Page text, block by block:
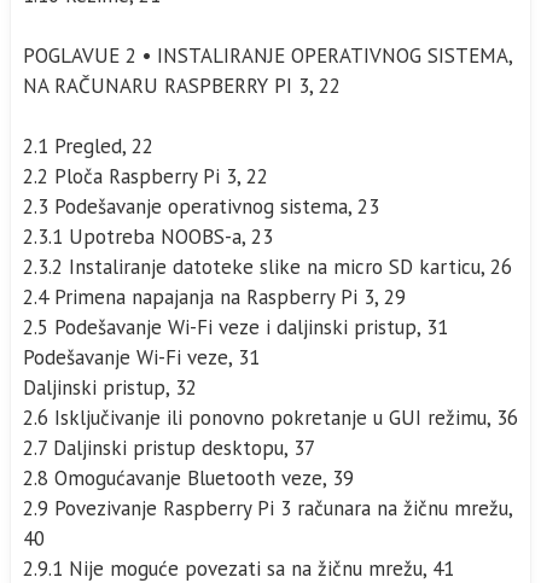
POGLAVUE 2 • INSTALIRANJE OPERATIVNOG SISTEMA,
NA RAČUNARU RASPBERRY PI 3, 22
2.1 Pregled, 22
2.2 Ploča Raspberry Pi 3, 22
2.3 Podešavanje operativnog sistema, 23
2.3.1 Upotreba NOOBS-a, 23
2.3.2 Instaliranje datoteke slike na micro SD karticu, 26
2.4 Primena napajanja na Raspberry Pi 3, 29
2.5 Podešavanje Wi-Fi veze i daljinski pristup, 31
Podešavanje Wi-Fi veze, 31
Daljinski pristup, 32
2.6 Isključivanje ili ponovno pokretanje u GUI režimu, 36
2.7 Daljinski pristup desktopu, 37
2.8 Omogućavanje Bluetooth veze, 39
2.9 Povezivanje Raspberry Pi 3 računara na žičnu mrežu,
40
2.9.1 Nije moguće povezati sa na žičnu mrežu, 41